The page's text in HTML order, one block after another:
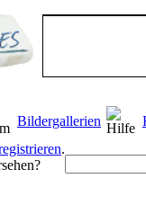
Bildergallerien
.